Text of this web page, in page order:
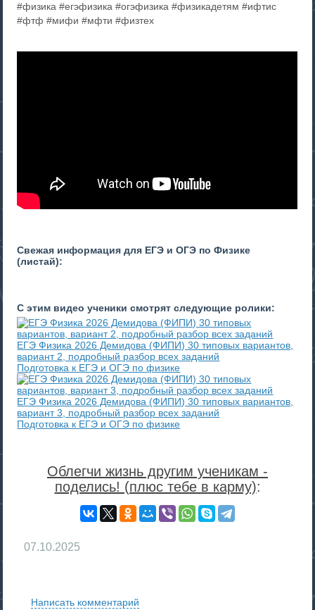
#физика #егэфизика #огэфизика #физикадетям #ифтис
#фтф #мифи #мфти #физтех
Свежая информация для ЕГЭ и ОГЭ по Физике
(листай):
С этим видео ученики смотрят следующие ролики:
ЕГЭ Физика 2026 Демидова (ФИПИ) 30 типовых вариантов,
вариант 2, подробный разбор всех заданий
Подготовка к ЕГЭ и ОГЭ по физике
ЕГЭ Физика 2026 Демидова (ФИПИ) 30 типовых вариантов,
вариант 3, подробный разбор всех заданий
Подготовка к ЕГЭ и ОГЭ по физике
Облегчи жизнь другим ученикам -
поделись! (плюс тебе в карму):
07.10.2025
Написать комментарий